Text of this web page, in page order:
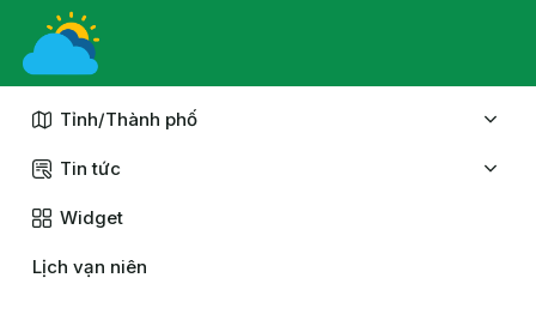
Chuyển
nội
Tỉnh/Thành phố
Tin tức
Widget
Lịch vạn niên